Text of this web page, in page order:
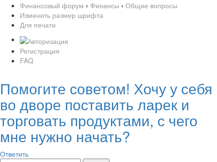
Финансовый форум ‹ Финансы ‹ Общие вопросы
Изменить размер шрифта
Для печати
Регистрация
FAQ
Помогите советом! Хочу у себя
во дворе поставить ларек и
торговать продуктами, с чего
мне нужно начать?
Ответить